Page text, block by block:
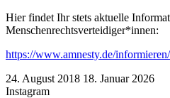
Hier findet Ihr stets aktuelle
Menschenrechtsverteidiger*innen:
https://www.amnesty.de/
24. August 2018 18. Januar 2026
Instagram